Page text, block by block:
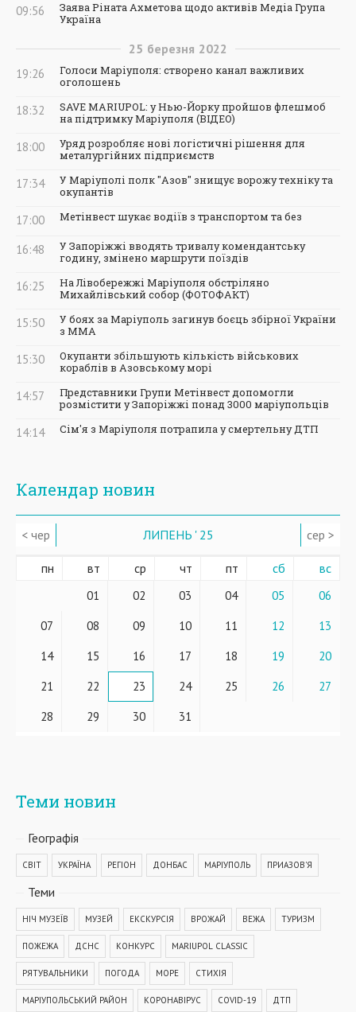
09:56
Заява Ріната Ахметова щодо активів Медіа Група
Україна
25 березня 2022
19:26
Голоси Маріуполя: створено канал важливих
оголошень
18:32
SAVE MARIUPOL: у Нью-Йорку пройшов флешмоб
на підтримку Маріуполя (ВІДЕО)
18:00
Уряд розробляє нові логістичні рішення для
металургійних підприємств
17:34
У Маріуполі полк "Азов" знищує ворожу техніку та
окупантів
17:00 Метінвест шукає водіїв з транспортом та без
16:48
У Запоріжжі вводять тривалу комендантську
годину, змінено маршрути поїздів
16:25
На Лівобережжі Маріуполя обстріляно
Михайлівський собор (ФОТОФАКТ)
15:50
У боях за Маріуполь загинув боєць збірної України
з ММА
15:30
Окупанти збільшують кількість військових
кораблів в Азовському морі
14:57
Представники Групи Метінвест допомогли
розмістити у Запоріжжі понад 3000 маріупольців
14:14 Сім'я з Маріуполя потрапила у смертельну ДТП
Календар новин
< чер ЛИПЕНЬ ' 25 сер >
пн вт ср чт пт сб вс
01 02 03 04 05
06
07
08 09 10 11 12
13
14
15 16 17 18 19
20
21
22 23 24 25 26
27
28
29 30 31
Теми новин
Географiя
СВІТ УКРАЇНА РЕГІОН ДОНБАС МАРІУПОЛЬ ПРИАЗОВ'Я
Теми
НІЧ МУЗЕЇВ МУЗЕЙ ЕКСКУРСІЯ ВРОЖАЙ ВЕЖА ТУРИЗМ
ПОЖЕЖА ДСНС КОНКУРС MARIUPOL CLASSIC
РЯТУВАЛЬНИКИ ПОГОДА МОРЕ СТИХІЯ
МАРІУПОЛЬСЬКИЙ РАЙОН КОРОНАВІРУС COVID-19 ДТП